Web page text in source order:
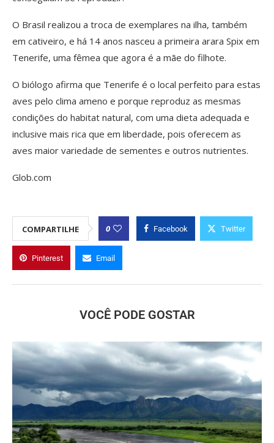
O Brasil realizou a troca de exemplares na ilha, também
em cativeiro, e há 14 anos nasceu a primeira arara Spix em
Tenerife, uma fêmea que agora é a mãe do filhote.
O biólogo afirma que Tenerife é o local perfeito para estas
aves pelo clima ameno e porque reproduz as mesmas
condições do habitat natural, com uma dieta adequada e
inclusive mais rica que em liberdade, pois oferecem as
aves maior variedade de sementes e outros nutrientes.
Glob.com
COMPARTILHE 0 Facebook Twitter
Pinterest Email
VOCÊ PODE GOSTAR